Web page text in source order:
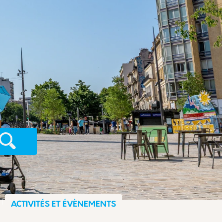
Recherche
ACTIVITÉS ET ÉVÈNEMENTS